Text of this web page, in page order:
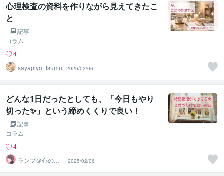
心理検査の資料を作りながら見えてきたこ
と
記事
コラム
4
sayapiyo_tsumu
2026/03/06
どんな1日だったとしても、「今日もやり
切った✨」という締めくくりで良い！
記事
コラム
4
ランプ＠心のお
悩み解決専門家
2025/02/06